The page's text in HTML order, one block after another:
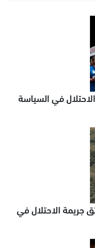
في السياسة
جريمة الاحتلال في